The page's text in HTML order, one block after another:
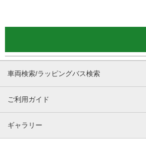
車両検索/ラッピングバス検索
ご利用ガイド
ギャラリー